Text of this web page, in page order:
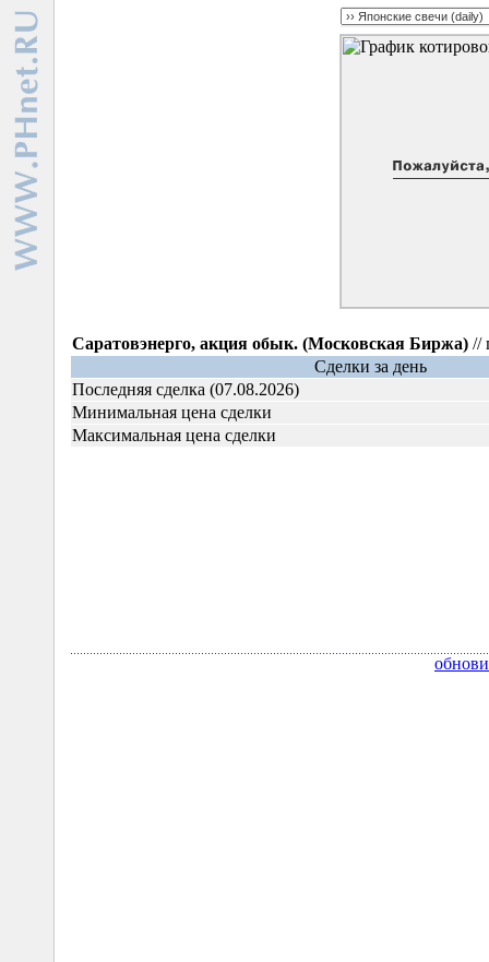
Саратовэнерго, акция обык. (Московская Биржа) //
Сделки за день
Последняя сделка (07.08.2026)
Минимальная цена сделки
Максимальная цена сделки